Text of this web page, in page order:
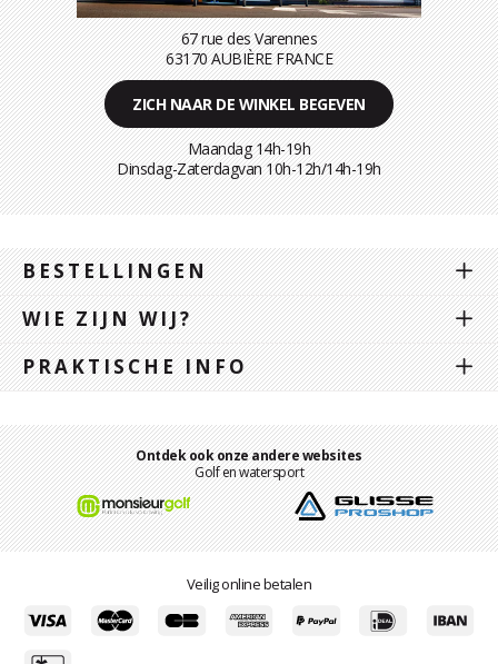
67 rue des Varennes
63170 AUBIÈRE FRANCE
ZICH NAAR DE WINKEL BEGEVEN
Maandag 14h-19h
Dinsdag-Zaterdagvan 10h-12h/14h-19h
BESTELLINGEN
WIE ZIJN WIJ?
PRAKTISCHE INFO
Ontdek ook onze andere websites
Golf en watersport
Veilig online betalen